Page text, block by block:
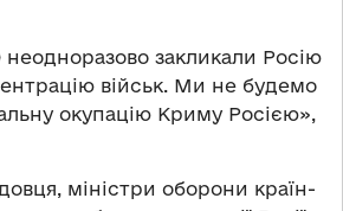
закликали Росію
військ. Ми не будемо
окупацію Криму Росією»,
міністри оборони країн-